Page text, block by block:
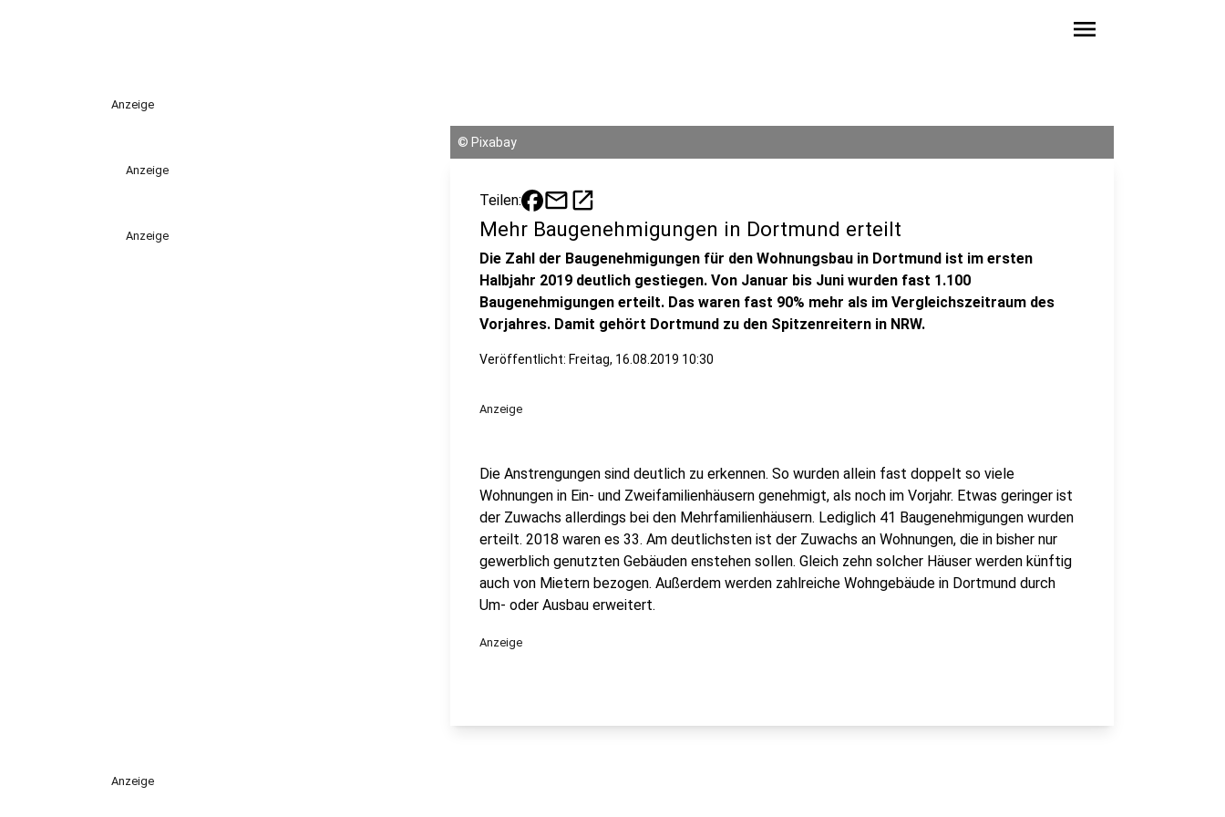
menu
Anzeige
Anzeige
Anzeige
© Pixabay
Teilen: mailopen_in_new
Mehr Baugenehmigungen in Dortmund erteilt
Die Zahl der Baugenehmigungen für den Wohnungsbau in Dortmund ist im ersten
Halbjahr 2019 deutlich gestiegen. Von Januar bis Juni wurden fast 1.100
Baugenehmigungen erteilt. Das waren fast 90% mehr als im Vergleichszeitraum des
Vorjahres. Damit gehört Dortmund zu den Spitzenreitern in NRW.
Veröffentlicht: Freitag, 16.08.2019 10:30
Anzeige
Die Anstrengungen sind deutlich zu erkennen. So wurden allein fast doppelt so viele
Wohnungen in Ein- und Zweifamilienhäusern genehmigt, als noch im Vorjahr. Etwas geringer ist
der Zuwachs allerdings bei den Mehrfamilienhäusern. Lediglich 41 Baugenehmigungen wurden
erteilt. 2018 waren es 33. Am deutlichsten ist der Zuwachs an Wohnungen, die in bisher nur
gewerblich genutzten Gebäuden enstehen sollen. Gleich zehn solcher Häuser werden künftig
auch von Mietern bezogen. Außerdem werden zahlreiche Wohngebäude in Dortmund durch
Um- oder Ausbau erweitert.
Anzeige
Anzeige